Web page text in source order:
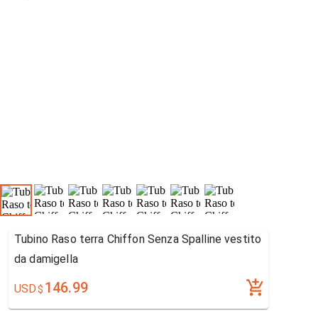
Tubino Raso terra Chiffon Senza Spalline vestito
da damigella
USD$ 146.99